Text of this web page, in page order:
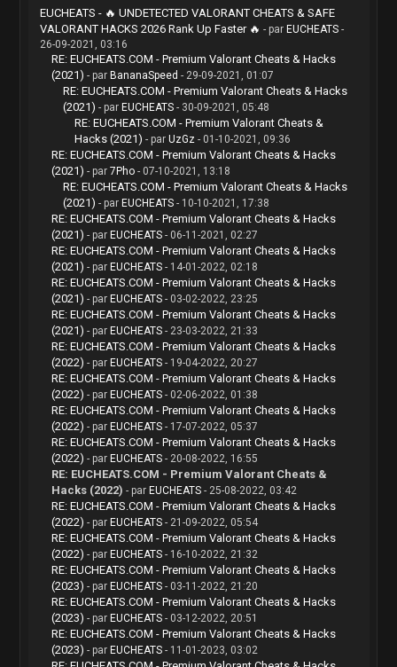
EUCHEATS - 🔥 UNDETECTED VALORANT CHEATS & SAFE
VALORANT HACKS 2026 Rank Up Faster 🔥 - par EUCHEATS-
26-09-2021, 03:16
RE: EUCHEATS.COM - Premium Valorant Cheats & Hacks
(2021) - par BananaSpeed - 29-09-2021, 01:07
RE: EUCHEATS.COM - Premium Valorant Cheats & Hacks
(2021) - par EUCHEATS- 30-09-2021, 05:48
RE: EUCHEATS.COM - Premium Valorant Cheats &
Hacks (2021) - par UzGz- 01-10-2021, 09:36
RE: EUCHEATS.COM - Premium Valorant Cheats & Hacks
(2021) - par 7Pho- 07-10-2021, 13:18
RE: EUCHEATS.COM - Premium Valorant Cheats & Hacks
(2021) - par EUCHEATS- 10-10-2021, 17:38
RE: EUCHEATS.COM - Premium Valorant Cheats & Hacks
(2021) - par EUCHEATS- 06-11-2021, 02:27
RE: EUCHEATS.COM - Premium Valorant Cheats & Hacks
(2021) - par EUCHEATS- 14-01-2022, 02:18
RE: EUCHEATS.COM - Premium Valorant Cheats & Hacks
(2021) - par EUCHEATS- 03-02-2022, 23:25
RE: EUCHEATS.COM - Premium Valorant Cheats & Hacks
(2021) - par EUCHEATS- 23-03-2022, 21:33
RE: EUCHEATS.COM - Premium Valorant Cheats & Hacks
(2022) - par EUCHEATS- 19-04-2022, 20:27
RE: EUCHEATS.COM - Premium Valorant Cheats & Hacks
(2022) - par EUCHEATS- 02-06-2022, 01:38
RE: EUCHEATS.COM - Premium Valorant Cheats & Hacks
(2022) - par EUCHEATS- 17-07-2022, 05:37
RE: EUCHEATS.COM - Premium Valorant Cheats & Hacks
(2022) - par EUCHEATS- 20-08-2022, 16:55
RE: EUCHEATS.COM - Premium Valorant Cheats &
Hacks (2022) - par EUCHEATS- 25-08-2022, 03:42
RE: EUCHEATS.COM - Premium Valorant Cheats & Hacks
(2022) - par EUCHEATS- 21-09-2022, 05:54
RE: EUCHEATS.COM - Premium Valorant Cheats & Hacks
(2022) - par EUCHEATS- 16-10-2022, 21:32
RE: EUCHEATS.COM - Premium Valorant Cheats & Hacks
(2023) - par EUCHEATS- 03-11-2022, 21:20
RE: EUCHEATS.COM - Premium Valorant Cheats & Hacks
(2023) - par EUCHEATS- 03-12-2022, 20:51
RE: EUCHEATS.COM - Premium Valorant Cheats & Hacks
(2023) - par EUCHEATS- 11-01-2023, 03:02